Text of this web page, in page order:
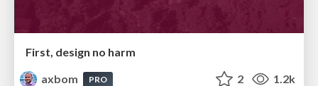
First, design no harm
axbom
PRO 2 1.2k